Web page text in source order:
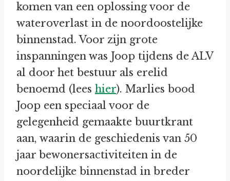
komen van een oplossing voor de
wateroverlast in de noordoostelijke
binnenstad. Voor zijn grote
inspanningen was Joop tijdens de ALV
al door het bestuur als erelid
benoemd (lees hier). Marlies bood
Joop een speciaal voor de
gelegenheid gemaakte buurtkrant
aan, waarin de geschiedenis van 50
jaar bewonersactiviteiten in de
noordelijke binnenstad in breder